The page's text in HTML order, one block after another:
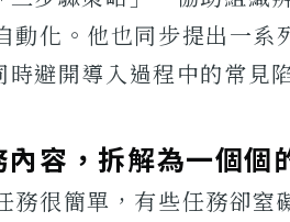
動化。他也同步提出一系
避開導入過程中的常見
容，拆解為一個個
務很簡單，有些任務卻窒